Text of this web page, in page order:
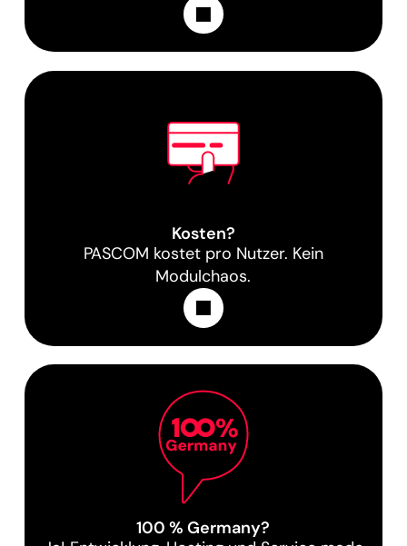
Learn More
Kosten?
PASCOM kostet pro Nutzer. Kein
Modulchaos.
Learn More
100 % Germany?